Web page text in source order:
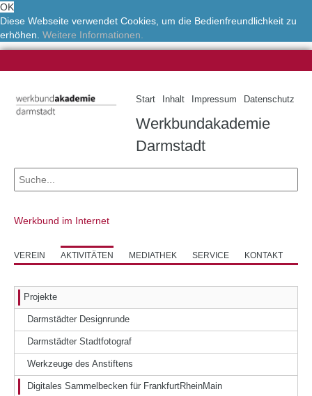
OK
Diese Webseite verwendet Cookies, um die Bedienfreundlichkeit zu
erhöhen. Weitere Informationen.
Start Inhalt Impressum Datenschutz
Werkbundakademie
Darmstadt
Werkbund im Internet
VEREIN AKTIVITÄTEN MEDIATHEK SERVICE KONTAKT
Projekte
Darmstädter Designrunde
Darmstädter Stadtfotograf
Werkzeuge des Anstiftens
Digitales Sammelbecken für FrankfurtRheinMain